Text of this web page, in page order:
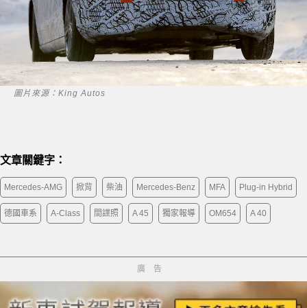
圖片來源：King Autos
文章關鍵字：
Mercedes-AMG 掀背 柴油 Mercedes-Benz MFA Plug-in Hybrid
德國車系 A-Class 間諜照 A 45 獨家報導 OM654 A 40
廣告